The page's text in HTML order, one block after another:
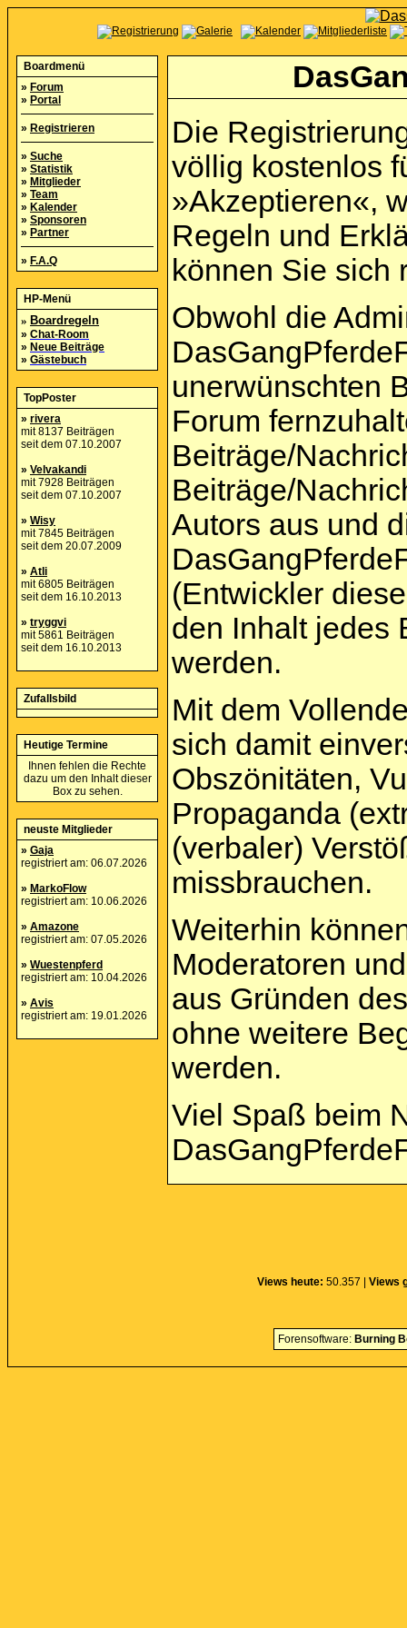
Boardmenü
» Forum
» Portal
» Registrieren
» Suche
» Statistik
» Mitglieder
» Team
» Kalender
» Sponsoren
» Partner
» F.A.Q
HP-Menü
» Boardregeln
» Chat-Room
» Neue Beiträge
» Gästebuch
TopPoster
» rivera
mit 8137 Beiträgen
seit dem 07.10.2007
» Velvakandi
mit 7928 Beiträgen
seit dem 07.10.2007
» Wisy
mit 7845 Beiträgen
seit dem 20.07.2009
» Atli
mit 6805 Beiträgen
seit dem 16.10.2013
» tryggvi
mit 5861 Beiträgen
seit dem 16.10.2013
Zufallsbild
Heutige Termine
Ihnen fehlen die Rechte
dazu um den Inhalt dieser
Box zu sehen.
neuste Mitglieder
» Gaja
registriert am: 06.07.2026
» MarkoFlow
registriert am: 10.06.2026
» Amazone
registriert am: 07.05.2026
» Wuestenpferd
registriert am: 10.04.2026
» Avis
registriert am: 19.01.2026
Die
völlig kostenlos
»Akzeptieren«,
Regeln und
können Sie sich
Obwohl die
unerwünschten
Forum
Beiträge/
Beiträge/
Autors aus und
(Entwickler
den Inhalt jedes
werden.
Mit dem
sich damit
Obszönitäten,
Propaganda
(verbaler)
missbrauchen.
Weiterhin
Moderatoren
aus Gründen
ohne weitere
werden.
Viel Spaß beim
Views heute: 50.357 | Views
Forensoftware: Burning